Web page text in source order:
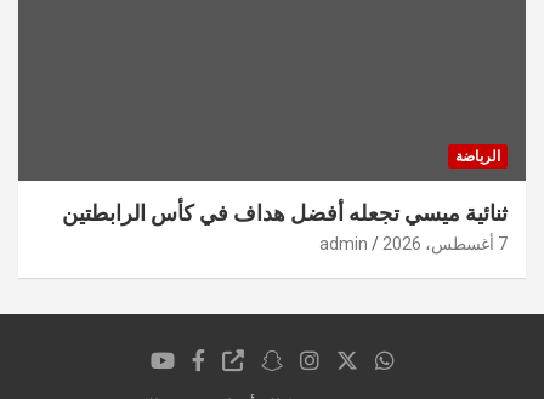
الرياضة
ثنائية ميسي تجعله أفضل هداف في كأس الرابطتين
7 أغسطس، 2026 admin